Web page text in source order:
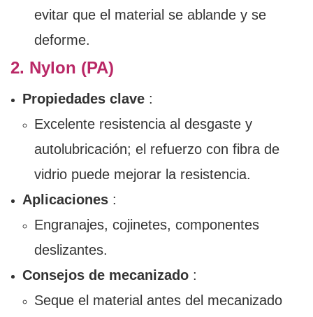
evitar que el material se ablande y se
deforme.
2. Nylon (PA)
Propiedades clave:
Excelente resistencia al desgaste y
autolubricación; el refuerzo con fibra de
vidrio puede mejorar la resistencia.
Aplicaciones:
Engranajes, cojinetes, componentes
deslizantes.
Consejos de mecanizado:
Seque el material antes del mecanizado